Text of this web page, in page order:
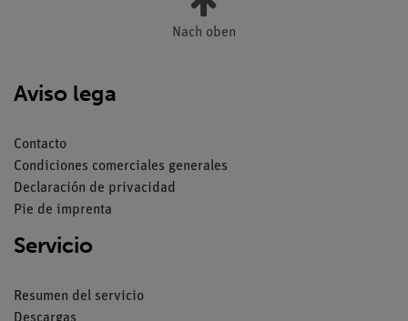
Nach oben
Aviso lega
Contacto
Condiciones comerciales generales
Declaración de privacidad
Pie de imprenta
Servicio
Resumen del servicio